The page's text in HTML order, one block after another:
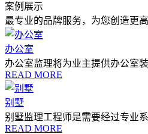
案例展示
最专业的品牌服务，为您创造更
办公室
办公室监理将为业主提供办公室
READ MORE
别墅
别墅监理工程师是需要经过专业
READ MORE